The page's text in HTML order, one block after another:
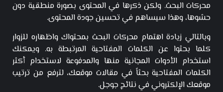
محركات البحث. ولكن ذكرها في المحتوى بصورة منطقية دون
حشوها، وهذا سيساهم في تحسين جودة المحتوى.
وبالتالي زيادة اهتمام محركات البحث بمحتواك واظهاره للزوار
كلما بحثوا عن الكلمات المفتاحية المرتبطة به. ويمكنك
استخدام الأدوات المجانية منها والمدفوعة لاستخدام أكثر
الكلمات المفتاحية بحثاً في مقالات موقعك، لترفع من ترتيب
موقعك الإلكتروني في نتائج جوجل.